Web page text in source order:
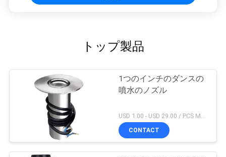
トップ製品
1つのインチのダンスの
噴水のノズル
CONTACT